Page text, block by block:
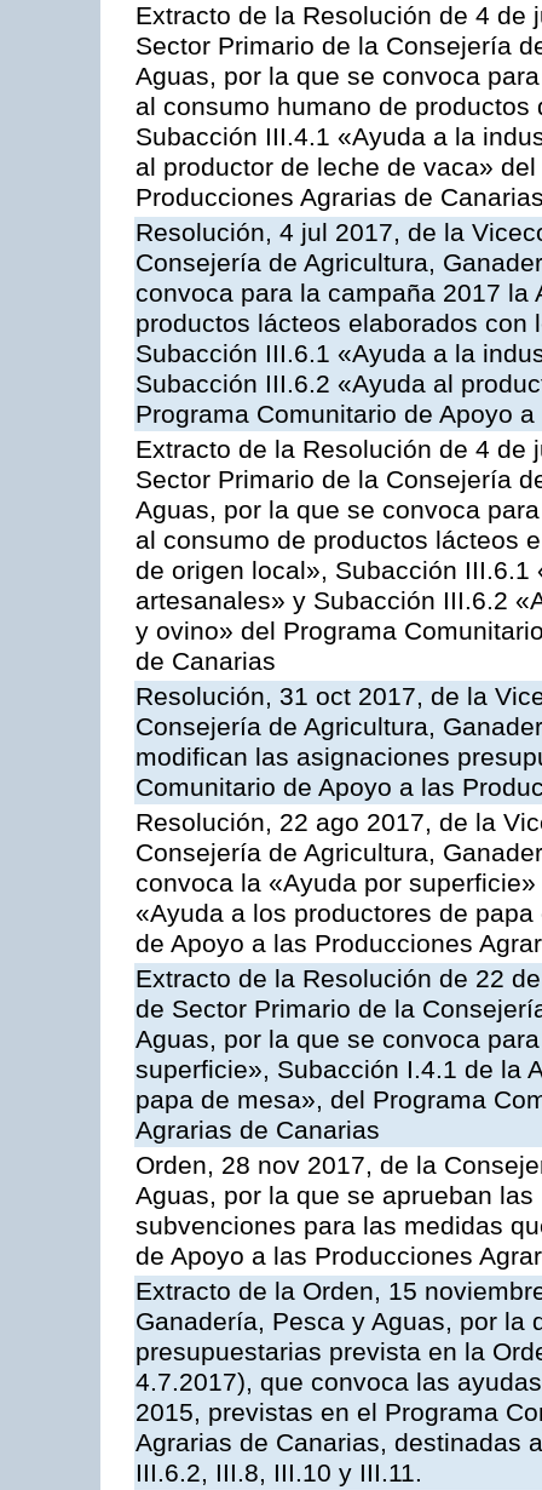
Extracto de la Resolución de 4
Sector Primario de la Consejería
Aguas, por la que se convoca
al consumo humano de
Subacción III.4.1 «Ayuda a la
al productor de leche de vaca»
Producciones Agrarias de
Resolución, 4 jul 2017, de la
Consejería de Agricultura,
convoca para la campaña 2017
productos lácteos elaborados
Subacción III.6.1 «Ayuda a la
Subacción III.6.2 «Ayuda al
Programa Comunitario de Apoyo
Extracto de la Resolución de 4
Sector Primario de la Consejería
Aguas, por la que se convoca
al consumo de productos lácteos
de origen local», Subacción
artesanales» y Subacción III.6.2
y ovino» del Programa
de Canarias
Resolución, 31 oct 2017, de la
Consejería de Agricultura,
modifican las asignaciones
Comunitario de Apoyo a las
Resolución, 22 ago 2017, de la
Consejería de Agricultura,
convoca la «Ayuda por
«Ayuda a los productores de
de Apoyo a las Producciones
Extracto de la Resolución de 22
de Sector Primario de la
Aguas, por la que se convoca
superficie», Subacción I.4.1 de la
papa de mesa», del Programa
Agrarias de Canarias
Orden, 28 nov 2017, de la
Aguas, por la que se aprueban
subvenciones para las medidas
de Apoyo a las Producciones
Extracto de la Orden, 15
Ganadería, Pesca y Aguas, por la
presupuestarias prevista en la
4.7.2017), que convoca las
2015, previstas en el Programa
Agrarias de Canarias, destinadas
III.6.2, III.8, III.10 y III.11.